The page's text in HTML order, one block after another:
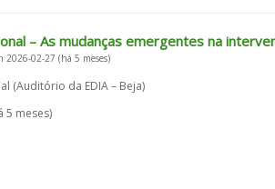
– As mudanças emergentes na
2026-02-27 (há 5 meses)
(Auditório da EDIA – Beja)
5 meses)